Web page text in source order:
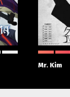
Mr. Kim